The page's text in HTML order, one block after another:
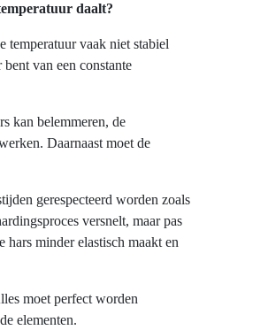
daalt?
temperatuur vaak niet stabiel
van een constante
kan belemmeren, de
Daarnaast moet de
gerespecteerd worden zoals
versnelt, maar pas
hars minder elastisch maakt en
moet perfect worden
elementen.